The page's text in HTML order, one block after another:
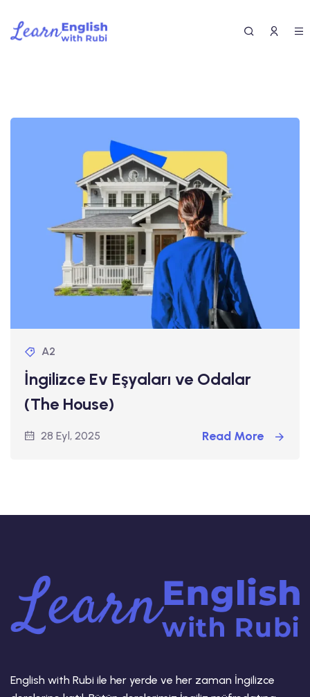
A2
İngilizce Ev Eşyaları ve Odalar
(The House)
28 Eyl, 2025 Read More
English with Rubi ile her yerde ve her zaman İngilizce